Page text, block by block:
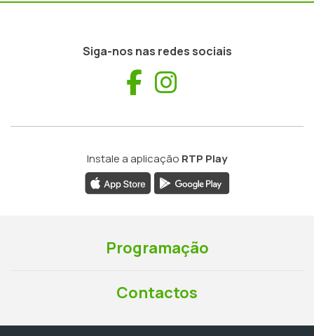
Siga-nos nas redes sociais
Facebook
Instale a aplicação RTP Play
Programação
Contactos